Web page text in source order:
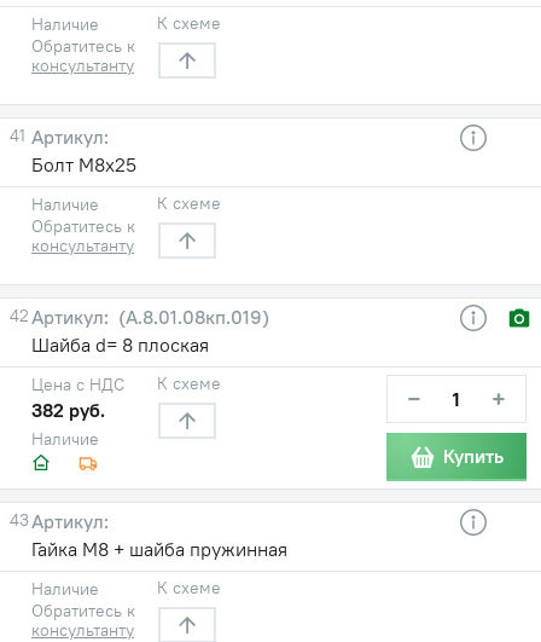
Наличие
Обратитесь к
консультанту
К схеме
41
Болт М8х25
Наличие
Обратитесь к
консультанту
К схеме
42
(А.8.01.08кп.019)
Шайба d= 8 плоская
Наличие
Цена с НДС
382 руб.
К схеме − +
Купить
43
Гайка М8 + шайба пружинная
Наличие
Обратитесь к
консультанту
К схеме